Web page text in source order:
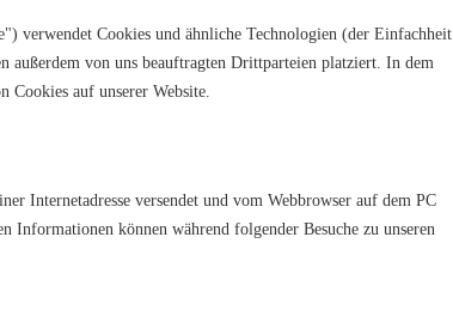
verwendet Cookies und ähnliche Technologien (der Einfachheit
außerdem von uns beauftragten Drittparteien platziert. In dem
auf unserer Website.
Internetadresse versendet und vom Webbrowser auf dem PC
Informationen können während folgender Besuche zu unseren